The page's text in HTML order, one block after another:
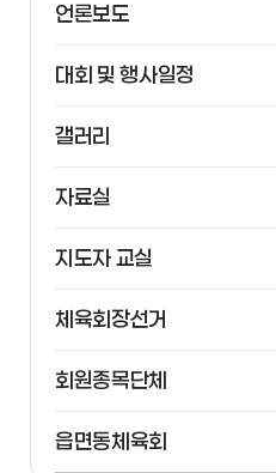
언론보도
대회 및 행사일정
갤러리
자료실
지도자 교실
체육회장선거
회원종목단체
읍면동체육회